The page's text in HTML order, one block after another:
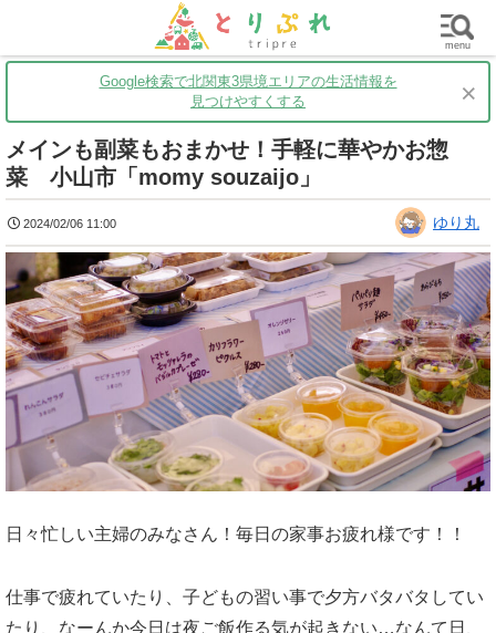
茨城 グルメ 買い物 子育て
Google検索で北関東3県境エリアの生活情報を
見つけやすくする
×
メインも副菜もおまかせ！手軽に華やかお惣
菜 小山市「momy souzaijo」
2024/02/06 11:00 ゆり丸
日々忙しい主婦のみなさん！毎日の家事お疲れ様です！！
仕事で疲れていたり、子どもの習い事で夕方バタバタしてい
たり、なーんか今日は夜ご飯作る気が起きない…なんて日、
menu